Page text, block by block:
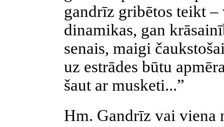
gandrīz gribētos teikt
dinamikas, gan
senais, maigi
uz estrādes būtu
šaut ar musketi...”
Hm. Gandrīz vai viena